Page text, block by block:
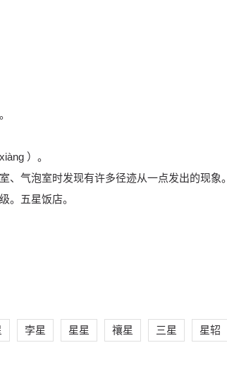
）。
、气泡室时发现有许多径迹从一点发出的现象。
。五星饭店。
孛星 星星 禳星 三星 星轺